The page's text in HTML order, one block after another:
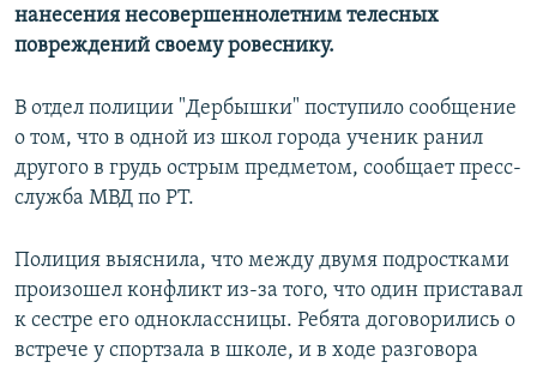
Все сайты РСЕ/РС
нанесения несовершеннолетним телесных
повреждений своему ровеснику.
В отдел полиции "Дербышки" поступило сообщение
о том, что в одной из школ города ученик ранил
другого в грудь острым предметом, сообщает пресс-
служба МВД по РТ.
Полиция выяснила, что между двумя подростками
произошел конфликт из-за того, что один приставал
к сестре его одноклассницы. Ребята договорились о
встрече у спортзала в школе, и в ходе разговора